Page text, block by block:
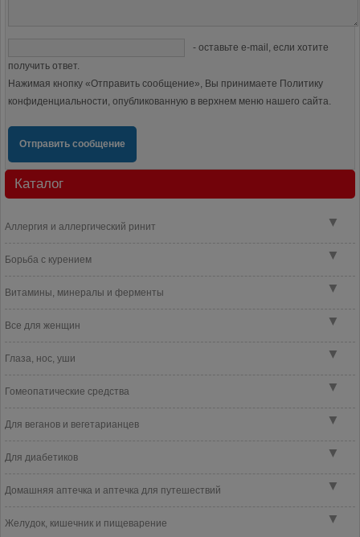
- оставьте e-mail, если хотите
получить ответ.
Нажимая кнопку «Отправить сообщение», Вы принимаете Политику
конфиденциальности, опубликованную в верхнем меню нашего сайта.
Отправить сообщение
Каталог
▼
Аллергия и аллергический ринит
▼
Борьба с курением
▼
Витамины, минералы и ферменты
▼
Все для женщин
▼
Глаза, нос, уши
▼
Гомеопатические средства
▼
Для веганов и вегетарианцев
▼
Для диабетиков
▼
Домашняя аптечка и аптечка для путешествий
▼
Желудок, кишечник и пищеварение